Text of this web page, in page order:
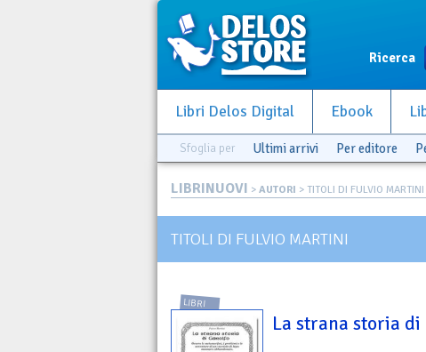
Ricerca
Libri Delos Digital Ebook
Sfoglia per Ultimi arrivi Per editore
LIBRINUOVI > AUTORI > TITOLI DI FULVIO MARTINI
TITOLI DI FULVIO MARTINI
LIBRI
La strana storia